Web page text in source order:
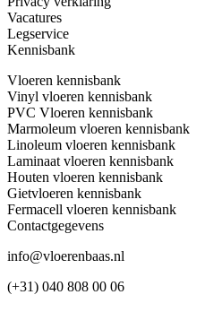
Vacatures
Legservice
Kennisbank
Vloeren kennisbank
Vinyl vloeren kennisbank
PVC Vloeren kennisbank
Marmoleum vloeren kennisbank
Linoleum vloeren kennisbank
Laminaat vloeren kennisbank
Houten vloeren kennisbank
Gietvloeren kennisbank
Fermacell vloeren kennisbank
Contactgegevens
info@vloerenbaas.nl
(+31) 040 808 00 06